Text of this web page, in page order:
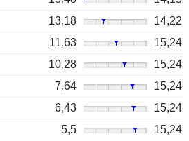
13,18
14,22
11,63
15,24
10,28
15,24
7,64
15,24
6,43
15,24
5,5 15,24